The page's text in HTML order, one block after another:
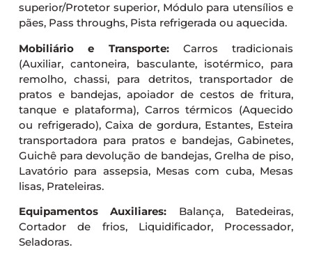
superior/Protetor superior, Módulo para utensílios e
pães, Pass throughs, Pista refrigerada ou aquecida.
Mobiliário e Transporte:Carros tradicionais
(Auxiliar, cantoneira, basculante, isotérmico, para
remolho, chassi, para detritos, transportador de
pratos e bandejas, apoiador de cestos de fritura,
tanque e plataforma), Carros térmicos (Aquecido
ou refrigerado), Caixa de gordura, Estantes, Esteira
transportadora para pratos e bandejas, Gabinetes,
Guichê para devolução de bandejas, Grelha de piso,
Lavatório para assepsia, Mesas com cuba, Mesas
lisas, Prateleiras.
Equipamentos Auxiliares: Balança, Batedeiras,
Cortador de frios, Liquidificador, Processador,
Seladoras.